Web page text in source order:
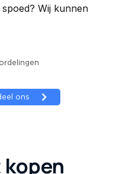
Wij kunnen